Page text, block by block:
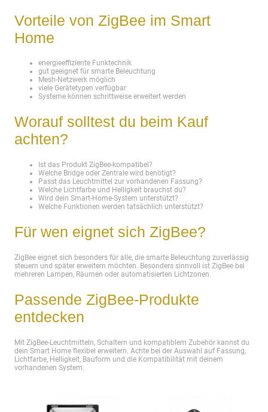
Vorteile von ZigBee im Smart
Home
energieeffiziente Funktechnik
gut geeignet für smarte Beleuchtung
Mesh-Netzwerk möglich
viele Gerätetypen verfügbar
Systeme können schrittweise erweitert werden
Worauf solltest du beim Kauf
achten?
Ist das Produkt ZigBee-kompatibel?
Welche Bridge oder Zentrale wird benötigt?
Passt das Leuchtmittel zur vorhandenen Fassung?
Welche Lichtfarbe und Helligkeit brauchst du?
Wird dein Smart-Home-System unterstützt?
Welche Funktionen werden tatsächlich unterstützt?
Für wen eignet sich ZigBee?
ZigBee eignet sich besonders für alle, die smarte Beleuchtung zuverlässig
steuern und später erweitern möchten. Besonders sinnvoll ist ZigBee bei
mehreren Lampen, Räumen oder automatisierten Lichtzonen.
Passende ZigBee-Produkte
entdecken
Mit ZigBee-Leuchtmitteln, Schaltern und kompatiblem Zubehör kannst du
dein Smart Home flexibel erweitern. Achte bei der Auswahl auf Fassung,
Lichtfarbe, Helligkeit, Bauform und die Kompatibilität mit deinem
vorhandenen System.